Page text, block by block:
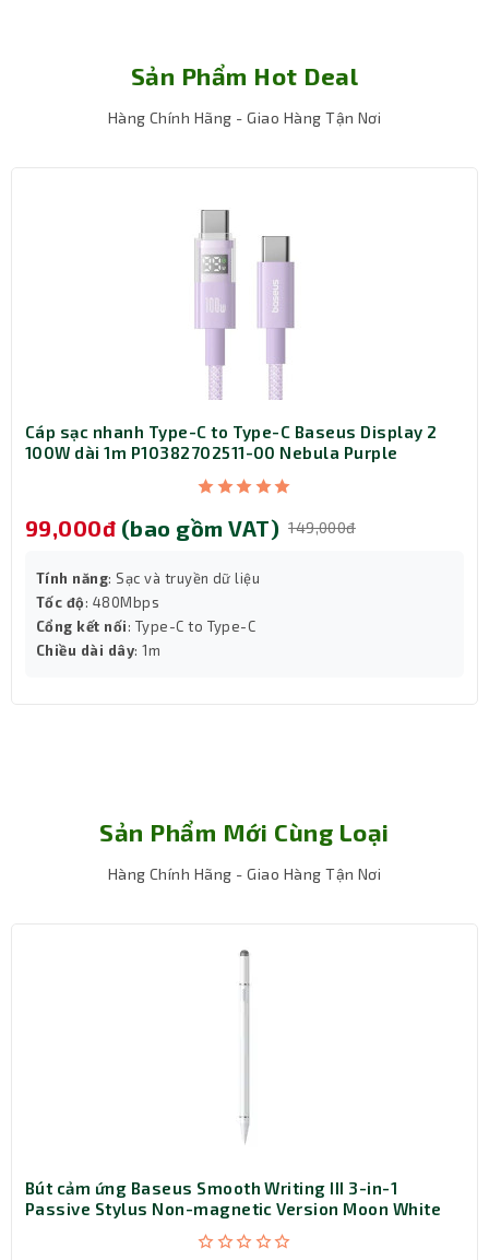
thời dễ dàng cất gọn trong túi xách, balo khi di chuyển.
nghệ GaN5S giúp tăng hiệu suất sạc, làm giảm nhiệt độ
khi sạc, đồng thời tiết kiệm năng lượng. Cốc sạc này còn
và thiết bị khỏi tình trạng quá nhiệt hay quá tải.
Sản Phẩm Hot Deal
Hàng Chính Hãng - Giao Hàng Tận Nơi
Cáp sạc nhanh Type-C to Type-C Baseus Display 2
100W dài 1m P10382702511-00 Nebula Purple
99,000đ (bao gồm VAT) 149,000đ
Tính năng: Sạc và truyền dữ liệu
Tốc độ: 480Mbps
Cổng kết nối: Type-C to Type-C
Chiều dài dây: 1m
Sản Phẩm Mới Cùng Loại
Hàng Chính Hãng - Giao Hàng Tận Nơi
Bút cảm ứng Baseus Smooth Writing III 3-in-1
Passive Stylus Non-magnetic Version Moon White